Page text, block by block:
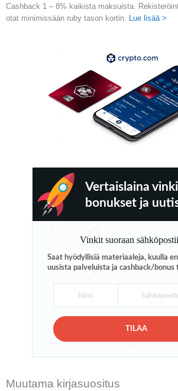
Cashback 1 – 8% kaikista maksuista.
otat minimissään ruby tason kortin. Lue lisää >
Vertaislaina
bonukset ja
Vinkit suoraan
Saat hyödyllisiä materiaaleja, kuulla
uusista palveluista ja cashback/bonus
TILAA
Muutama kirjasuositus